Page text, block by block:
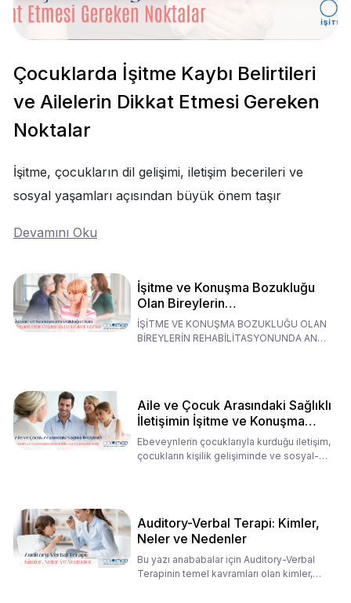
Çocuklarda İşitme Kaybı Belirtileri
ve Ailelerin Dikkat Etmesi Gereken
Noktalar
İşitme, çocukların dil gelişimi, iletişim becerileri ve
sosyal yaşamları açısından büyük önem taşır
Devamını Oku
İşitme ve Konuşma Bozukluğu
Olan Bireylerin
Rehabilitasyonunda Ana
Babaların Tutumları
İŞİTME VE KONUŞMA BOZUKLUĞU OLAN
BİREYLERİN REHABİLİTASYONUNDA ANA
Aile ve Çocuk Arasındaki Sağlıklı
İletişimin İşitme ve Konuşma
Rehabilitasyonundaki Rolü
Ebeveynlerin çocuklarıyla kurduğu iletişim,
çocukların kişilik gelişiminde ve sosyal-
Auditory-Verbal Terapi: Kimler,
Neler ve Nedenler
Bu yazı anababalar için Auditory-Verbal
Terapinin temel kavramları olan kimler,